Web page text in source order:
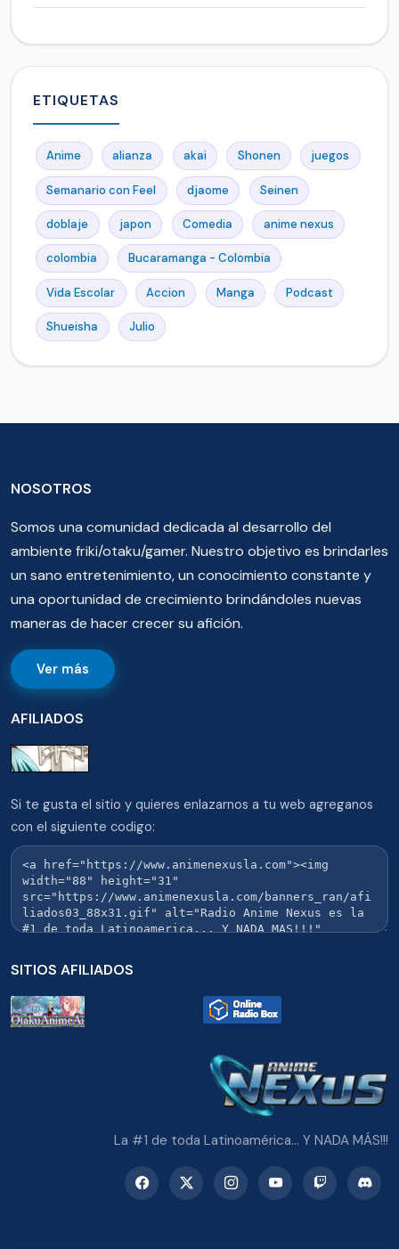
ETIQUETAS
Anime alianza akai Shonen juegos
Semanario con Feel djaome Seinen
doblaje japon Comedia anime nexus
colombia Bucaramanga - Colombia
Vida Escolar Accion Manga Podcast
Shueisha Julio
NOSOTROS
Somos una comunidad dedicada al desarrollo del
ambiente friki/otaku/gamer. Nuestro objetivo es brindarles
un sano entretenimiento, un conocimiento constante y
una oportunidad de crecimiento brindándoles nuevas
maneras de hacer crecer su afición.
Ver más
AFILIADOS
Si te gusta el sitio y quieres enlazarnos a tu web agreganos
con el siguiente codigo:
SITIOS AFILIADOS
La #1 de toda Latinoamérica... Y NADA MÁS!!!